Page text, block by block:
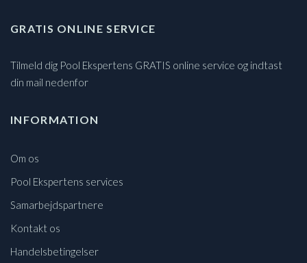
GRATIS ONLINE SERVICE
Tilmeld dig Pool Ekspertens GRATIS online service og indtast
din mail nedenfor
INFORMATION
Om os
Pool Ekspertens services
Samarbejdspartnere
Kontakt os
Handelsbetingelser